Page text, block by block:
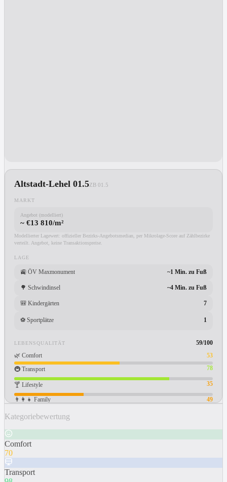
Altstadt-Lehel 01.5ZB 01.5
MARKT
Angebot (modelliert)
~ €13 810/m²
Modellierter Lagewert: offizieller Bezirks-Angebotsmedian, per Mikrolage-Score auf Zählbezirke
verteilt. Angebot, keine Transaktionspreise.
LAGE
🚉 ÖV Maxmonument ~1 Min. zu Fuß
🌳 Schwindinsel ~4 Min. zu Fuß
🎒 Kindergärten 7
⚽ Sportplätze 1
LEBENSQUALITÄT 59/100
🌿 Comfort
53
🚇 Transport 78
🍸 Lifestyle 35
👨‍👩‍👧 Family 49
Kategoriebewertung
Comfort
70
Transport